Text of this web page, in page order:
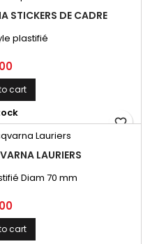
STICKERS DE CADRE
plastifié
cart
favorite_border
LAURIERS
Diam 70 mm
cart